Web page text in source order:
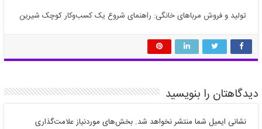
تولید و فروش مرباهای خانگی: راهنمای شروع یک کسب‌وکار کوچک شیرین
دیدگاهتان را بنویسید
نشانی ایمیل شما منتشر نخواهد شد. بخش‌های موردنیاز علامت‌گذاری